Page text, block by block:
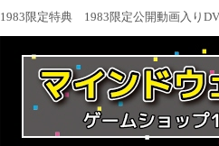
1983限定特典 1983限定公開動画入り